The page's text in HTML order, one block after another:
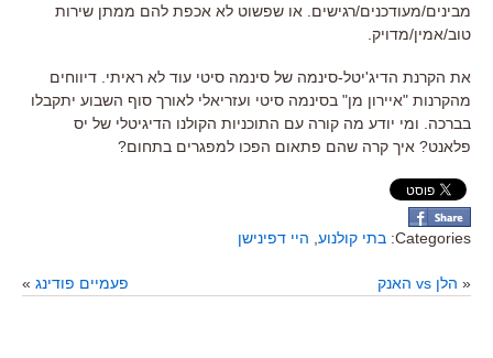
מבינים/מעודכנים/רגישים. או שפשוט לא אכפת להם ממתן שירות
טוב/אמין/מדויק.
את הקרנת הדיג'יטל-סינמה של סינמה סיטי עוד לא ראיתי. דיווחים
מהקרנות "איירון מן" בסינמה סיטי ועזריאלי לאורך סוף השבוע יתקבלו
בברכה. ומי יודע מה קורה עם התוכניות הקולנו הדיגיטלי של יס
פלאנט? איך קרה שהם פתאום הפכו למפגרים בתחום?
Categories: בתי קולנוע, היי דפינישן
« הלן vs האנק פעמיים פודינג »